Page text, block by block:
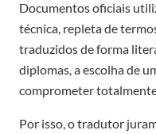
Documentos oficiais
técnica, repleta de
traduzidos de forma
diplomas, a escolha de
comprometer
Por isso, o tradutor